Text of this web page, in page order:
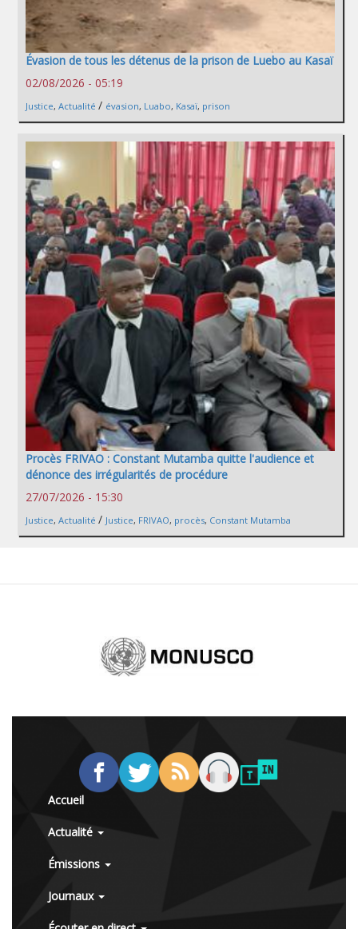
Évasion de tous les détenus de la prison de Luebo au Kasaï
02/08/2026 - 05:19
Justice, Actualité / évasion, Luabo, Kasaï, prison
Procès FRIVAO : Constant Mutamba quitte l'audience et
dénonce des irrégularités de procédure
27/07/2026 - 15:30
Justice, Actualité / Justice, FRIVAO, procès, Constant Mutamba
Accueil
Actualité
Émissions
Journaux